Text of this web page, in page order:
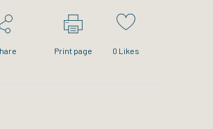
Print page 0 Likes